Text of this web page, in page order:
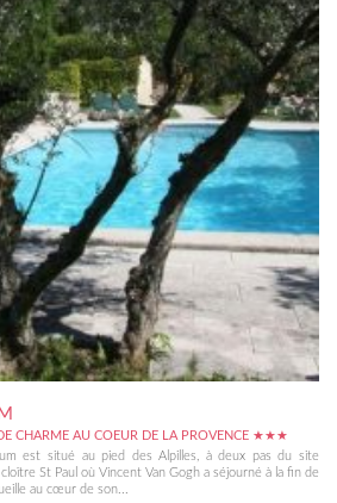
CHARME AU COEUR DE LA PROVENCE ★★★
est situé au pied des Alpilles, à deux pas du site
St Paul où Vincent Van Gogh a séjourné à la fin de
au cœur de son...